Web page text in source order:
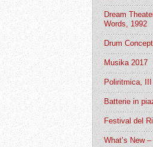
Dream
Words, 1992
Drum
Musika 2017
Poliritmica,
Batterie in
Festival del
What’s New